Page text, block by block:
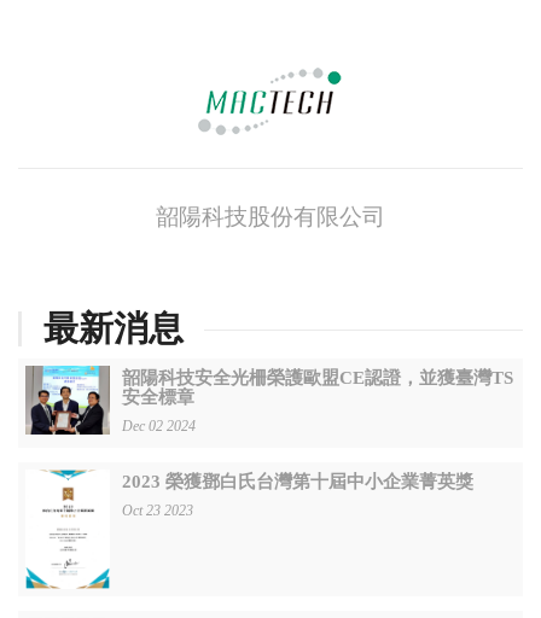
韶陽科技股份有限公司
最新消息
韶陽科技安全光柵榮護歐盟CE認證，並獲臺灣TS
安全標章
Dec 02 2024
2023 榮獲鄧白氏台灣第十屆中小企業菁英獎
Oct 23 2023